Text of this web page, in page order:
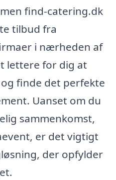
find-catering.dk
tilbud fra
i nærheden af
lettere for dig at
finde det perfekte
Uanset om du
sammenkomst,
er det vigtigt
der opfylder